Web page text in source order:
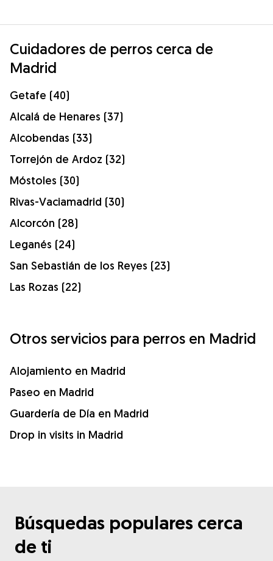
Cuidadores de perros cerca de
Madrid
Getafe (40)
Alcalá de Henares (37)
Alcobendas (33)
Torrejón de Ardoz (32)
Móstoles (30)
Rivas-Vaciamadrid (30)
Alcorcón (28)
Leganés (24)
San Sebastián de los Reyes (23)
Las Rozas (22)
Otros servicios para perros en Madrid
Alojamiento en Madrid
Paseo en Madrid
Guardería de Día en Madrid
Drop in visits in Madrid
Búsquedas populares cerca
de ti